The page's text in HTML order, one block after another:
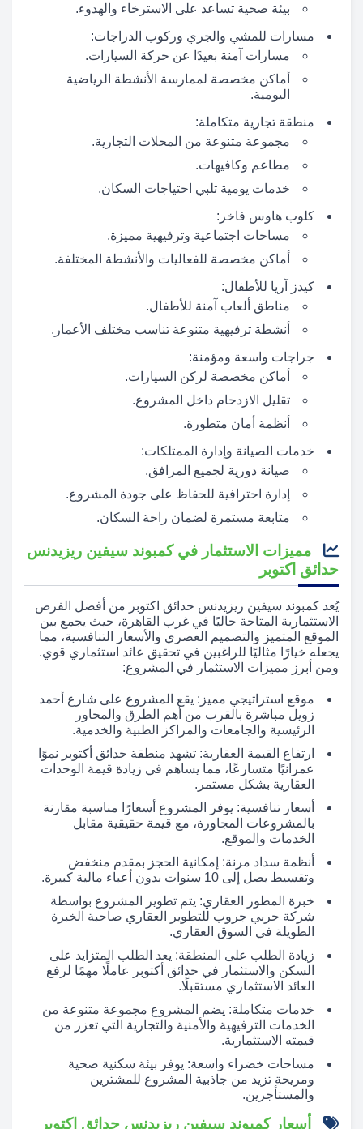
بيئة صحية تساعد على الاسترخاء والهدوء.
مسارات للمشي والجري وركوب الدراجات:
مسارات آمنة بعيدًا عن حركة السيارات.
أماكن مخصصة لممارسة الأنشطة الرياضية
اليومية.
منطقة تجارية متكاملة:
مجموعة متنوعة من المحلات التجارية.
مطاعم وكافيهات.
خدمات يومية تلبي احتياجات السكان.
كلوب هاوس فاخر:
مساحات اجتماعية وترفيهية مميزة.
أماكن مخصصة للفعاليات والأنشطة المختلفة.
كيدز آريا للأطفال:
مناطق ألعاب آمنة للأطفال.
أنشطة ترفيهية متنوعة تناسب مختلف الأعمار.
جراجات واسعة ومؤمنة:
أماكن مخصصة لركن السيارات.
تقليل الازدحام داخل المشروع.
أنظمة أمان متطورة.
خدمات الصيانة وإدارة الممتلكات:
صيانة دورية لجميع المرافق.
إدارة احترافية للحفاظ على جودة المشروع.
متابعة مستمرة لضمان راحة السكان.
مميزات الاستثمار في كمبوند سيفين ريزيدنس
حدائق اكتوبر
يُعد كمبوند سيفين ريزيدنس حدائق اكتوبر من أفضل الفرص
الاستثمارية المتاحة حاليًا في غرب القاهرة، حيث يجمع بين
الموقع المتميز والتصميم العصري والأسعار التنافسية، مما
يجعله خيارًا مثاليًا للراغبين في تحقيق عائد استثماري قوي.
ومن أبرز مميزات الاستثمار في المشروع:
موقع استراتيجي مميز: يقع المشروع على شارع أحمد
زويل مباشرة بالقرب من أهم الطرق والمحاور
الرئيسية والجامعات والمراكز الطبية والخدمية.
ارتفاع القيمة العقارية: تشهد منطقة حدائق أكتوبر نموًا
عمرانيًا متسارعًا، مما يساهم في زيادة قيمة الوحدات
العقارية بشكل مستمر.
أسعار تنافسية: يوفر المشروع أسعارًا مناسبة مقارنة
بالمشروعات المجاورة، مع قيمة حقيقية مقابل
الخدمات والموقع.
أنظمة سداد مرنة: إمكانية الحجز بمقدم منخفض
وتقسيط يصل إلى 10 سنوات بدون أعباء مالية كبيرة.
خبرة المطور العقاري: يتم تطوير المشروع بواسطة
شركة حربي جروب للتطوير العقاري صاحبة الخبرة
الطويلة في السوق العقاري.
زيادة الطلب على المنطقة: يعد الطلب المتزايد على
السكن والاستثمار في حدائق أكتوبر عاملًا مهمًا لرفع
العائد الاستثماري مستقبلًا.
خدمات متكاملة: يضم المشروع مجموعة متنوعة من
الخدمات الترفيهية والأمنية والتجارية التي تعزز من
قيمته الاستثمارية.
مساحات خضراء واسعة: يوفر بيئة سكنية صحية
ومريحة تزيد من جاذبية المشروع للمشترين
والمستأجرين.
أسعار كمبوند سيفين ريزيدنس حدائق اكتوبر